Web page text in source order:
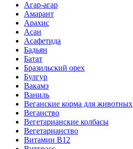
Агар-агар
Амарант
Арахис
Асаи
Асафетида
Бадьян
Батат
Бразильский орех
Булгур
Вакамэ
Ваниль
Веганские корма для животных
Веганство
Вегетарианские колбасы
Вегетарианство
Витамин B12